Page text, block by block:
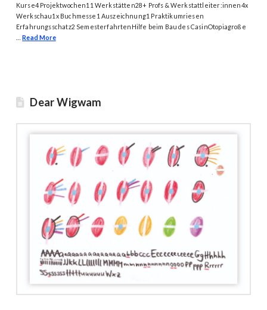
Kurse4 Projektwochen11 Werkstätten28+ Profs & Werkstattleiter:innen4x
Werkschau1x Buchmesse1 Auszeichnung1 Praktikumriesen
Erfahrungsschatz2 SemesterfahrtenHilfe beim Bau des CasinOtopiagroße
…Read More
Dear Wigwam